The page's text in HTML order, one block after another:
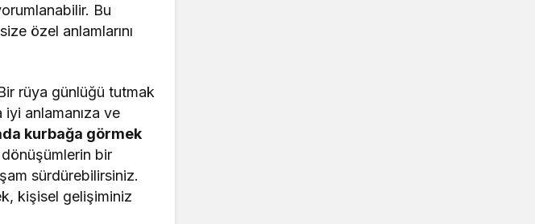
Bu
özel anlamlarını
Bir rüya günlüğü tutmak
iyi anlamanıza ve
kurbağa görmek
bir
sürdürebilirsiniz.
kişisel gelişiminiz